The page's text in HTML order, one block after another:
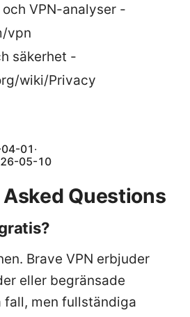
VPN-analyser -
vpn
säkerhet -
wiki/Privacy
01 ·
05-10
Questions
Brave VPN erbjuder
eller begränsade
fall, men fullständiga